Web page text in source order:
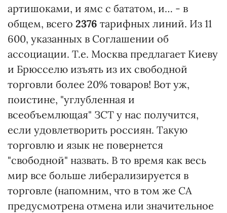
артишоками, и ямс с бататом, и… - в
общем, всего 2376 тарифных линий. Из 11
600, указанных в Соглашении об
ассоциации. Т.е. Москва предлагает Киеву
и Брюсселю изъять из их свободной
торговли более 20% товаров! Вот уж,
поистине, "углубленная и
всеобъемлющая" ЗСТ у нас получится,
если удовлетворить россиян. Такую
торговлю и язык не повернется
"свободной" назвать. В то время как весь
мир все больше либерализируется в
торговле (напомним, что в том же СА
предусмотрена отмена или значительное